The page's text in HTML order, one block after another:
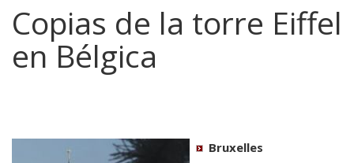
Copias de la torre Eiffel
en Bélgica
Bruxelles